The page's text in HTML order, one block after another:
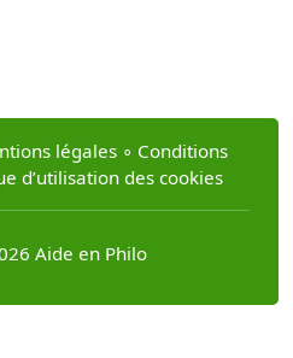
légales ∘ Conditions
d’utilisation des cookies
Aide en Philo